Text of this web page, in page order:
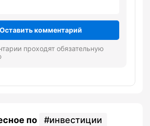
Оставить комментарий
проходят обязательную
по инвестиции